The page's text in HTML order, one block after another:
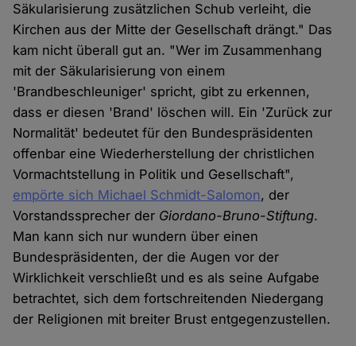
Säkularisierung zusätzlichen Schub verleiht, die
Kirchen aus der Mitte der Gesellschaft drängt." Das
kam nicht überall gut an. "Wer im Zusammenhang
mit der Säkularisierung von einem
'Brandbeschleuniger' spricht, gibt zu erkennen,
dass er diesen 'Brand' löschen will. Ein 'Zurück zur
Normalität' bedeutet für den Bundespräsidenten
offenbar eine Wiederherstellung der christlichen
Vormachtstellung in Politik und Gesellschaft",
empörte sich Michael Schmidt-Salomon, der
Vorstandssprecher der Giordano-Bruno-Stiftung.
Man kann sich nur wundern über einen
Bundespräsidenten, der die Augen vor der
Wirklichkeit verschließt und es als seine Aufgabe
betrachtet, sich dem fortschreitenden Niedergang
der Religionen mit breiter Brust entgegenzustellen.